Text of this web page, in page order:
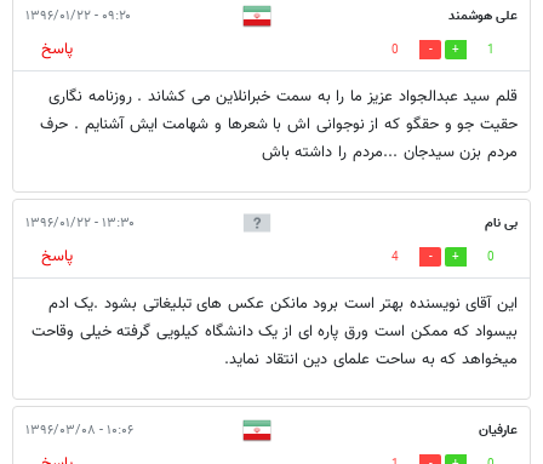
علی هوشمند ۰۹:۲۰ - ۱۳۹۶/۰۱/۲۲
1
0
پاسخ
قلم سید عبدالجواد عزیز ما را به سمت خبرانلاین می کشاند . روزنامه نگاری
حقیت جو و حقگو که از نوجوانی اش با شعرها و شهامت ایش آشنایم . حرف
مردم بزن سیدجان ...مردم را داشته باش
بی نام ۱۳:۳۰ - ۱۳۹۶/۰۱/۲۲
0
4
پاسخ
این آقای نویسنده بهتر است برود مانکن عکس های تبلیغاتی بشود .یک ادم
بیسواد که ممکن است ورق پاره ای از یک دانشگاه کیلویی گرفته خیلی وقاحت
میخواهد که به ساحت علمای دین انتقاد نماید.
عارفیان ۱۰:۰۶ - ۱۳۹۶/۰۳/۰۸